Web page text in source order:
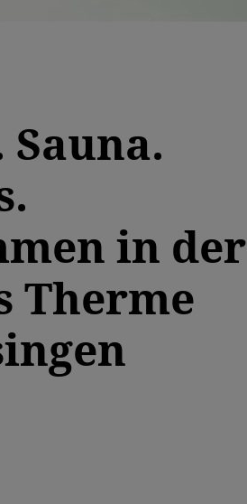
in der
Therme